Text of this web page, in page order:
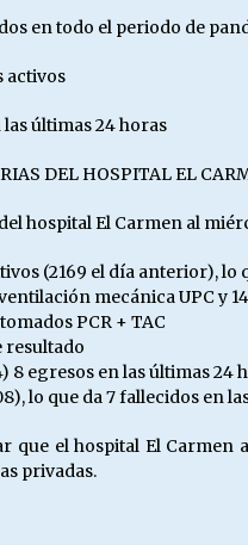
en todo el periodo de
activos
últimas 24 horas
DEL HOSPITAL EL
hospital El Carmen al
(2169 el día anterior),
mecánica UPC y
PCR + TAC
resultado
8 egresos en las últimas
lo que da 7 fallecidos en
que el hospital El
privadas.